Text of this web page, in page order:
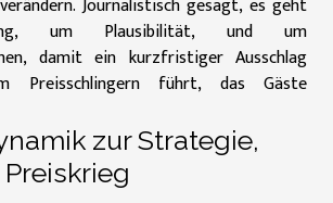
Journalistisch gesagt, es geht
um Plausibilität, und um
damit ein kurzfristiger Ausschlag
Preisschlingern führt, das Gäste
zur Strategie,